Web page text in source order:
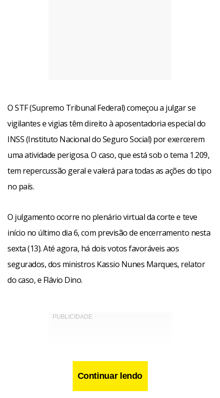
O STF (Supremo Tribunal Federal) começou a julgar se
vigilantes e vigias têm direito à aposentadoria especial do
INSS (Instituto Nacional do Seguro Social) por exercerem
uma atividade perigosa. O caso, que está sob o tema 1.209,
tem repercussão geral e valerá para todas as ações do tipo
no país.
O julgamento ocorre no plenário virtual da corte e teve
início no último dia 6, com previsão de encerramento nesta
sexta (13). Até agora, há dois votos favoráveis aos
segurados, dos ministros Kassio Nunes Marques, relator
do caso, e Flávio Dino.
Continuar lendo